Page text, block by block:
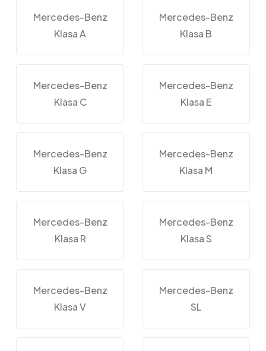
Mercedes-Benz
Klasa A
Mercedes-Benz
Klasa B
Mercedes-Benz
Klasa C
Mercedes-Benz
Klasa E
Mercedes-Benz
Klasa G
Mercedes-Benz
Klasa M
Mercedes-Benz
Klasa R
Mercedes-Benz
Klasa S
Mercedes-Benz
Klasa V
Mercedes-Benz
SL